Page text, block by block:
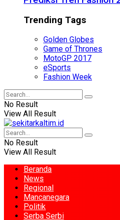
Trending Tags
Golden Globes
Game of Thrones
MotoGP 2017
eSports
Fashion Week
No Result
View All Result
No Result
View All Result
Beranda
News
Regional
Mancanegara
Politik
Serba Serbi